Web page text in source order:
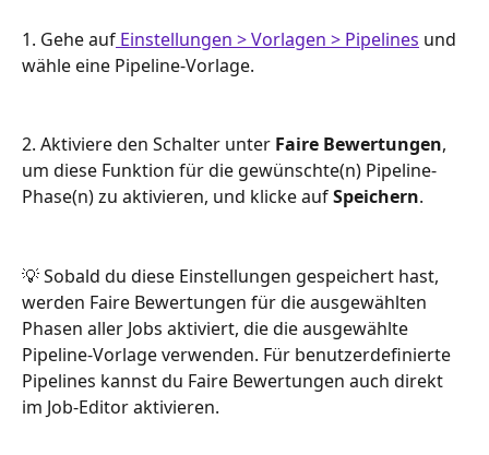
1. Gehe auf Einstellungen > Vorlagen > Pipelines und
wähle eine Pipeline-Vorlage.
2. Aktiviere den Schalter unter Faire Bewertungen,
um diese Funktion für die gewünschte(n) Pipeline-
Phase(n) zu aktivieren, und klicke auf Speichern.
💡 Sobald du diese Einstellungen gespeichert hast,
werden Faire Bewertungen für die ausgewählten
Phasen aller Jobs aktiviert, die die ausgewählte
Pipeline-Vorlage verwenden. Für benutzerdefinierte
Pipelines kannst du Faire Bewertungen auch direkt
im Job-Editor aktivieren.